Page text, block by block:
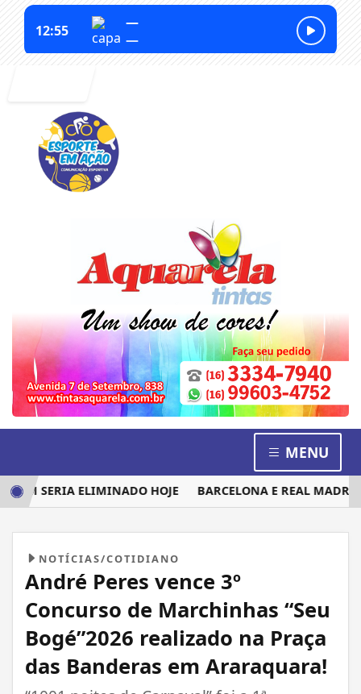
MENU
SERIA ELIMINADO HOJE BARCELONA E REAL MADRID
NOTÍCIAS/COTIDIANO
André Peres vence 3º
Concurso de Marchinhas “Seu
Bogé”2026 realizado na Praça
das Banderas em Araraquara!